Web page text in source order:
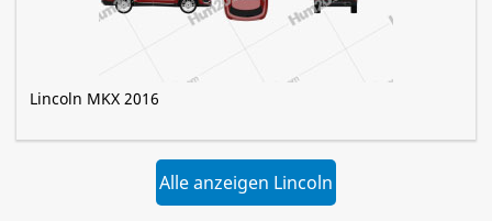
Lincoln MKX 2016
Alle anzeigen Lincoln